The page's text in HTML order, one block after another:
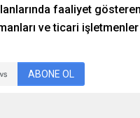
faaliyet gösteren
ve ticari işletmenler
ABONE OL